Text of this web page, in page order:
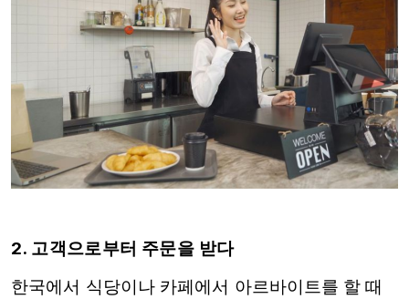
2. 고객으로부터 주문을 받다
한국에서 식당이나 카페에서 아르바이트를 할 때